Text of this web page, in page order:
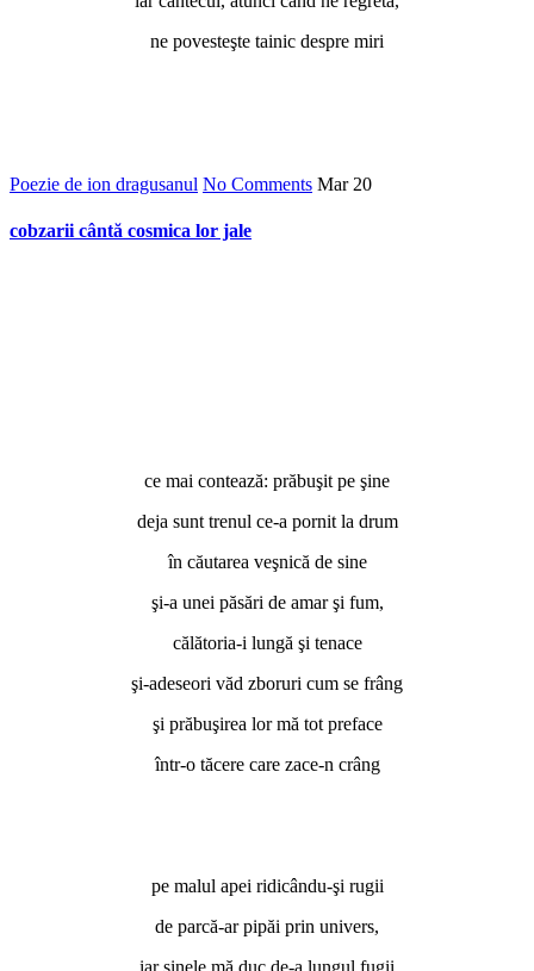
ne povesteşte tainic despre miri
Poezie de ion dragusanul No Comments Mar 20
cobzarii cântă cosmica lor jale
ce mai contează: prăbuşit pe şine
deja sunt trenul ce-a pornit la drum
în căutarea veşnică de sine
şi-a unei păsări de amar şi fum,
călătoria-i lungă şi tenace
şi-adeseori văd zboruri cum se frâng
şi prăbuşirea lor mă tot preface
într-o tăcere care zace-n crâng
pe malul apei ridicându-şi rugii
de parcă-ar pipăi prin univers,
iar şinele mă duc de-a lungul fugii